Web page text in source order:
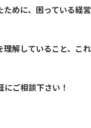
めに、困っている経
解していること、こ
ご相談下さい！